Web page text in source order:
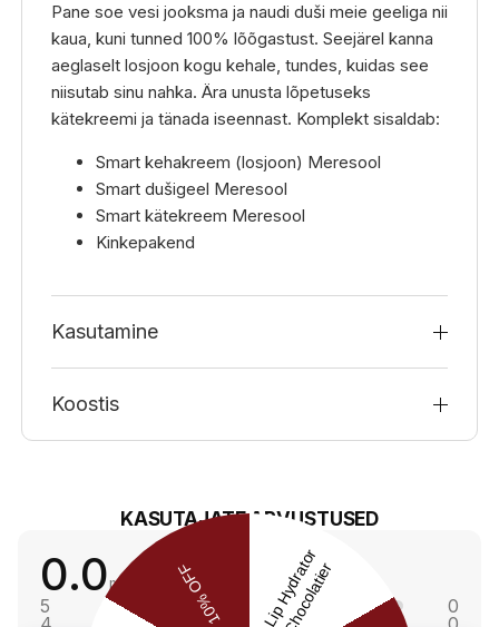
Pane soe vesi jooksma ja naudi duši meie geeliga nii
kaua, kuni tunned 100% lõõgastust. Seejärel kanna
aeglaselt losjoon kogu kehale, tundes, kuidas see
niisutab sinu nahka. Ära unusta lõpetuseks
kätekreemi ja tänada iseennast. Komplekt sisaldab:
Smart kehakreem (losjoon) Meresool
Smart dušigeel Meresool
Smart kätekreem Meresool
Kinkepakend
Kasutamine
Koostis
KASUTAJATE ARVUSTUSED
0.0main.reviews_summary_caption
5
0